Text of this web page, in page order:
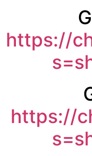
https://
https://